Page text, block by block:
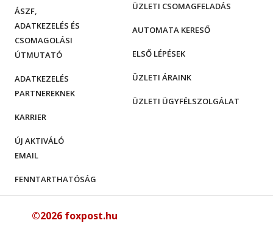
ÜZLETI CSOMAGFELADÁS
AUTOMATA KERESŐ
ELSŐ LÉPÉSEK
ÜZLETI ÁRAINK
ÜZLETI ÜGYFÉLSZOLGÁLAT
ÁSZF,
ADATKEZELÉS ÉS
CSOMAGOLÁSI
ÚTMUTATÓ
ADATKEZELÉS
PARTNEREKNEK
KARRIER
ÚJ AKTIVÁLÓ
EMAIL
FENNTARTHATÓSÁG
©2026 foxpost.hu